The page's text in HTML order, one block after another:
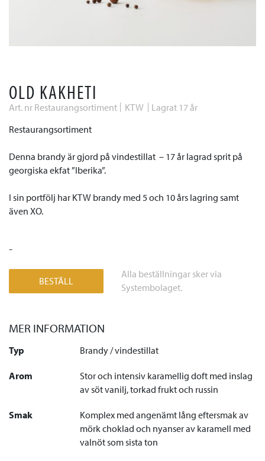
OLD KAKHETI
Art. nr Restaurangsortiment KTW
Lagrat 17 år
Restaurangsortiment
Denna brandy är gjord på vindestillat – 17 år lagrad sprit på
georgiska ekfat ”Iberika”.
I sin portfölj har KTW brandy med 5 och 10 års lagring samt
även XO.
-
BESTÄLL
Alla beställningar sker via
Systembolaget.
MER INFORMATION
Typ Brandy / vindestillat
Arom
Stor och intensiv karamellig doft med inslag
av söt vanilj, torkad frukt och russin
Smak
Komplex med angenämt lång eftersmak av
mörk choklad och nyanser av karamell med
valnöt som sista ton